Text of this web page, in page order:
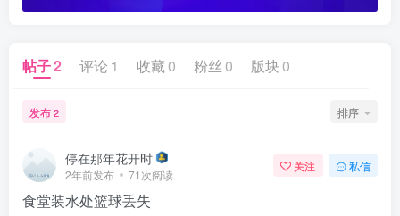
帖子2 评论 1 收藏 0 粉丝 0 版块 0
发布 2 排序
停在那年花开时
2年前发布 71次阅读
关注 私信
食堂装水处篮球丢失